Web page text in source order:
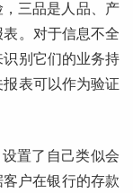
，三品是人品、产
。对于信息不全
别它们的业务持
表可以作为验证
置了自己类似会
户在银行的存款